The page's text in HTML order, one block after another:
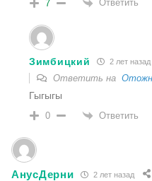
7 Ответить
Зимбицкий 2 лет назад
Ответить на
Гыгыгы
0 Ответить
АнусДерни 2 лет назад